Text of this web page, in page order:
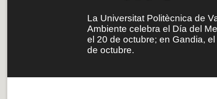
La Universitat Politècnica de
Ambiente celebra el Día del
el 20 de octubre; en Gandia,
de octubre.